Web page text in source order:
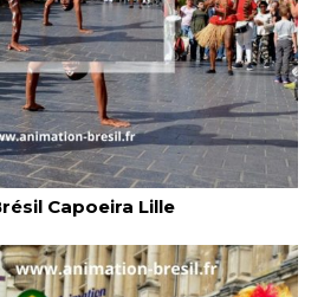
Capoeira Lille